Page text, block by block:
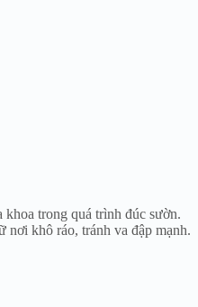
trong quá trình đúc sườn.
nơi khô ráo, tránh va đập mạnh.